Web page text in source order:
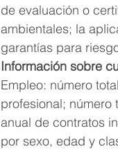
de evaluación o
ambientales; la
garantías para
Información sobre
Empleo: número
profesional;
anual de contratos
por sexo, edad y